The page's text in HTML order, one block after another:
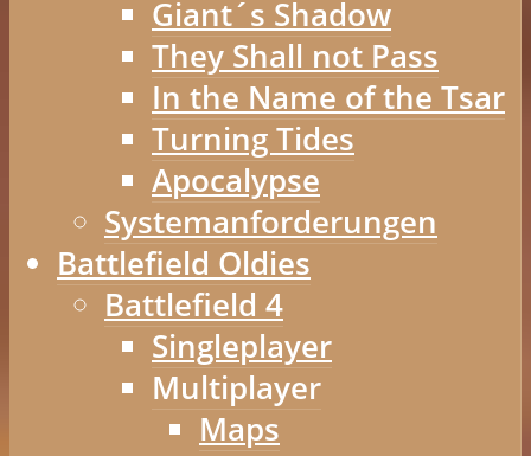
Giant´s Shadow
They Shall not Pass
In the Name of the Tsar
Turning Tides
Apocalypse
Systemanforderungen
Battlefield Oldies
Battlefield 4
Singleplayer
Multiplayer
Maps